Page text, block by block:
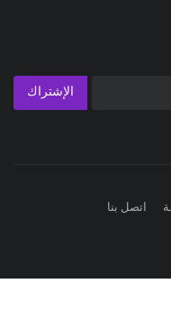
الإشتراك
اتصل بنا